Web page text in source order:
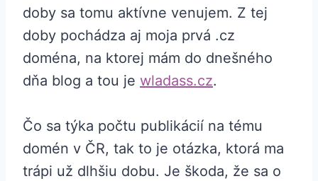
doby sa tomu aktívne venujem. Z tej
doby pochádza aj moja prvá .cz
doména, na ktorej mám do dnešného
dňa blog a tou je wladass.cz.
Čo sa týka počtu publikácií na tému
domén v ČR, tak to je otázka, ktorá ma
trápi už dlhšiu dobu. Je škoda, že sa o